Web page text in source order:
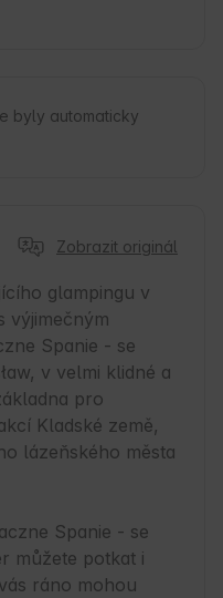
byly automaticky
Zobrazit originál
glampingu v
výjimečným
Spanie - se
v velmi klidné a
pro
Kladské země,
lázeňského města
Spanie - se
můžete potkat i
ráno mohou